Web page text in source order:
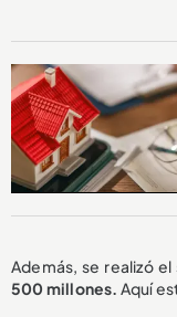
Además, se realizó
500 millones. Aquí